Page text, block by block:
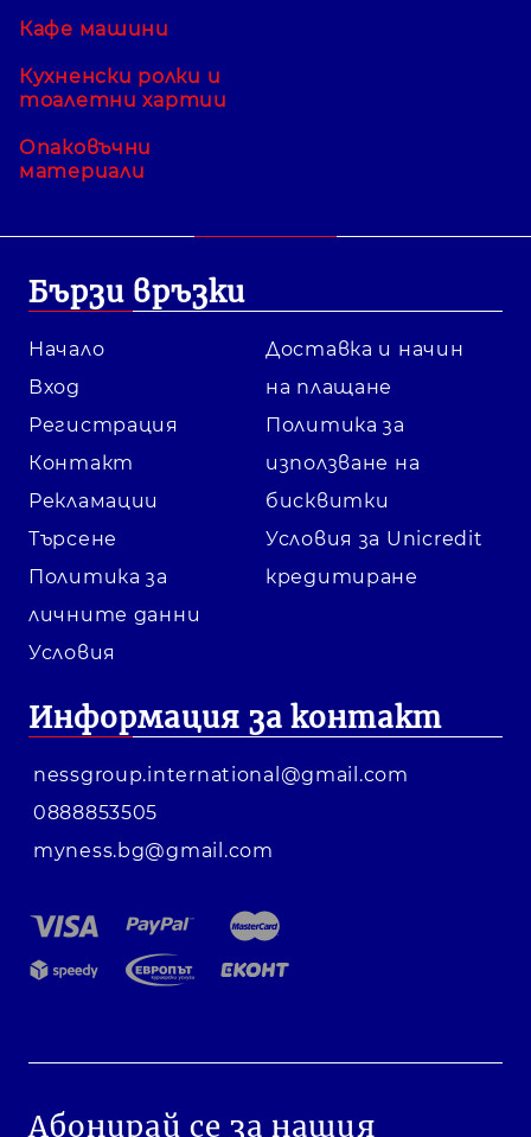
Кафе машини
Кухненски ролки и
тоалетни хартии
Опаковъчни
материали
Бързи връзки
Начало
Вход
Регистрация
Контакт
Рекламации
Търсене
Политика за
личните данни
Условия
Доставка и начин
на плащане
Политика за
използване на
бисквитки
Условия за Unicredit
кредитиране
Информация за контакт
nessgroup.international@gmail.com
0888853505
myness.bg@gmail.com
Абонирай се за нашия